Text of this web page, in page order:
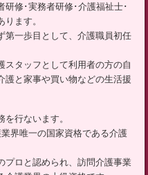
研修･実務者研修･介護福祉士･
ます。
第一歩目として、介護職員初任
スタッフとして利用者の方の自
護と家事や買い物などの生活援
行ないます。
界唯一の国家資格である介護
プロと認められ、訪問介護事業